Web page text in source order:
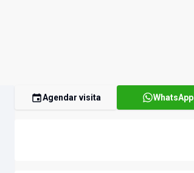
Agendar visita WhatsApp